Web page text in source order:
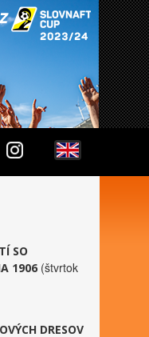
SO
1906 (štvrtok
DRESOV